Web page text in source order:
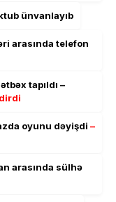
ünvanlayıb
arasında telefon
tapıldı –
oyunu dəyişdi –
arasında sülhə